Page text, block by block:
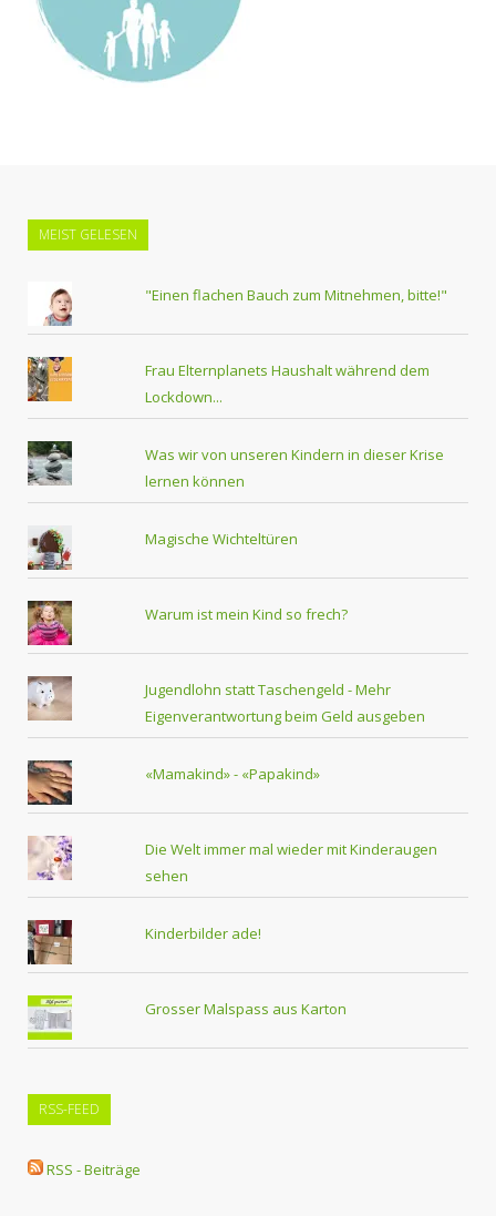
MEIST GELESEN
"Einen flachen Bauch zum Mitnehmen, bitte!"
Frau Elternplanets Haushalt während dem
Lockdown...
Was wir von unseren Kindern in dieser Krise
lernen können
Magische Wichteltüren
Warum ist mein Kind so frech?
Jugendlohn statt Taschengeld - Mehr
Eigenverantwortung beim Geld ausgeben
«Mamakind» - «Papakind»
Die Welt immer mal wieder mit Kinderaugen
sehen
Kinderbilder ade!
Grosser Malspass aus Karton
RSS-FEED
RSS - Beiträge